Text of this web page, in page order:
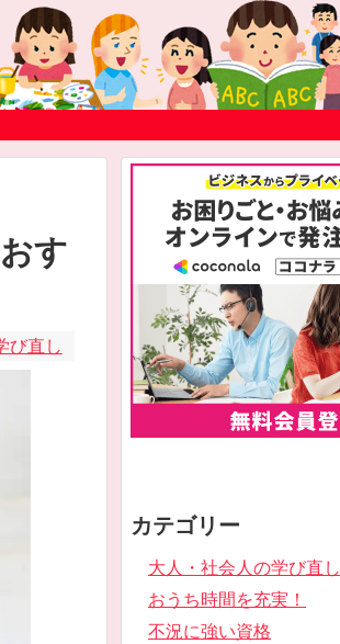
す
び直し
カテゴリー
大人・社会人の学び直し
おうち時間を充実！
不況に強い資格